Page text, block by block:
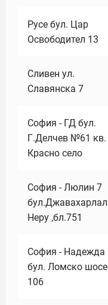
Русе бул. Цар
Освободител 13
Сливен ул.
Славянска 7
София - ГД бул.
Г.Делчев №61 кв.
Красно село
София - Люлин 7
бул.Джавахарлал
Неру ,бл.751
София - Надежда
бул. Ломско шосе
106